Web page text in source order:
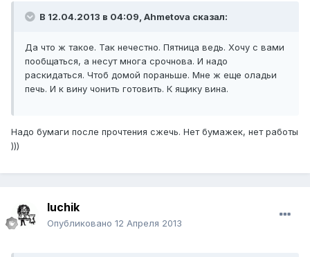
В 12.04.2013 в 04:09, Ahmetova сказал:
Да что ж такое. Так нечестно. Пятница ведь. Хочу с вами
пообщаться, а несут многа срочнова. И надо
раскидаться. Чтоб домой пораньше. Мне ж еще оладьи
печь. И к вину чонить готовить. К ящику вина.
Надо бумаги после прочтения сжечь. Нет бумажек, нет работы
)))
luchik
Опубликовано 12 Апреля 2013